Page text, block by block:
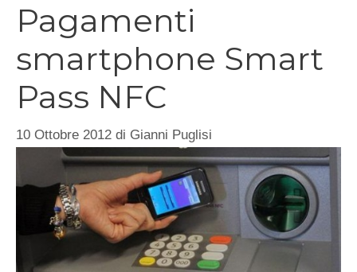
Pagamenti
smartphone Smart
Pass NFC
10 Ottobre 2012 di Gianni Puglisi